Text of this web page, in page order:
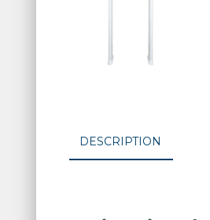
DESCRIPTION